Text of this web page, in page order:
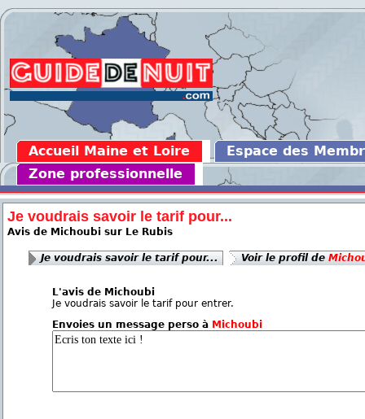
Accueil Maine et Loire
Espace des
Zone professionnelle
Je voudrais savoir le tarif pour...
Avis de Michoubi sur Le Rubis
Je voudrais savoir le tarif pour... Voir le profil de
L'avis de Michoubi
Je voudrais savoir le tarif pour entrer.
Envoies un message perso à Michoubi